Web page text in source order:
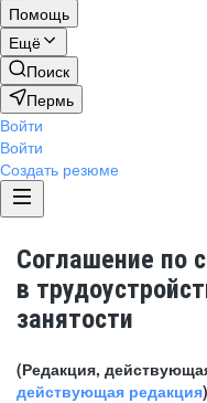
Помощь
Ещё
Поиск
Пермь
Войти
Войти
Создать резюме
Соглашение по
в
занятости
(Редакция,
действующая редакция)